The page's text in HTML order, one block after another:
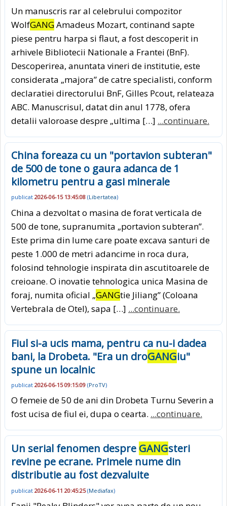
Un manuscris rar al celebrului compozitor
WolfGANGAmadeus Mozart, continand sapte
piese pentru harpa si flaut, a fost descoperit in
arhivele Bibliotecii Nationale a Frantei (BnF).
Descoperirea, anuntata vineri de institutie, este
considerata „majora” de catre specialisti, conform
declaratiei directorului BnF, Gilles Pcout, relateaza
ABC. Manuscrisul, datat din anul 1778, ofera
detalii valoroase despre „ultima […] ...continuare.
China foreaza cu un "portavion subteran"
de 500 de tone o gaura adanca de 1
kilometru pentru a gasi minerale
publicat 2026-06-15 13:45:08 (Libertatea)
China a dezvoltat o masina de forat verticala de
500 de tone, supranumita „portavion subteran”.
Este prima din lume care poate excava santuri de
peste 1.000 de metri adancime in roca dura,
folosind tehnologie inspirata din ascutitoarele de
creioane. O inovatie tehnologica unica Masina de
foraj, numita oficial „GANGtie Jiliang” (Coloana
Vertebrala de Otel), sapa […] ...continuare.
Fiul si-a ucis mama, pentru ca nu-i dadea
bani, la Drobeta. "Era un droGANGiu"
spune un localnic
publicat 2026-06-15 09:15:09 (ProTV)
O femeie de 50 de ani din Drobeta Turnu Severin a
fost ucisa de fiul ei, dupa o cearta. ...continuare.
Un serial fenomen despre GANGsteri
revine pe ecrane. Primele nume din
distributie au fost dezvaluite
publicat 2026-06-11 20:45:25(Mediafax)